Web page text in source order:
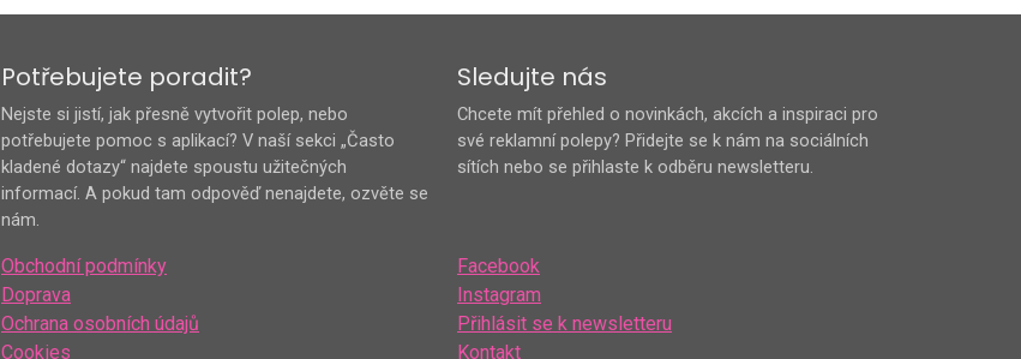
Potřebujete poradit?
Nejste si jistí, jak přesně vytvořit polep, nebo
potřebujete pomoc s aplikací? V naší sekci „Často
kladené dotazy“ najdete spoustu užitečných
informací. A pokud tam odpověď nenajdete, ozvěte se
nám.
Obchodní podmínky
Doprava
Ochrana osobních údajů
Cookies
Sledujte nás
Chcete mít přehled o novinkách, akcích a inspiraci pro
své reklamní polepy? Přidejte se k nám na sociálních
sítích nebo se přihlaste k odběru newsletteru.
Facebook
Instagram
Přihlásit se k newsletteru
Kontakt